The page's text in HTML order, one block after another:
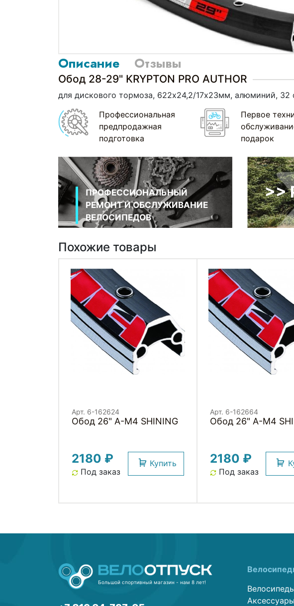
Описание Отзывы
Обод 28-29" KRYPTON PRO AUTHOR
для дискового тормоза, 622х24,2/17х23мм, алюминий, 32
Профессиональная
предпродажная
подготовка
Первое
подарок
ПРОФЕССИОНАЛЬНЫЙ
РЕМОНТ И ОБСЛУЖИВАНИЕ
ВЕЛОСИПЕДОВ
>>
Похожие товары
Арт. 6-162624
Обод 26" A-M4 SHINING
2180 ₽
Под заказ
Купить
Арт. 6-162664
Обод
2180 ₽
Под заказ
Большой спортивный магазин - нам 8 лет!
Аксессуары